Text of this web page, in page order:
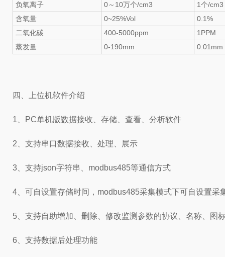
负氧离子
0～10万个/cm3
1个/cm3
含氧量
0~25%Vol
0.1%
二氧化碳
400-5000ppm
1PPM
蒸发量
0-190mm 0.01mm
四、上位机软件介绍
1、PC单机版数据接收、存储、查看、分析软件
2、支持串口数据接收、处理、展示
3、支持json字符串、modbus485等通信方式
4、可自设置存储时间，modbus485采集模式下可自设置采
5、支持自助增加、删除、修改监测参数的协议、名称、图
6、支持数据后处理功能